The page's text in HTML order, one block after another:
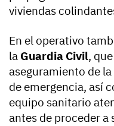
viviendas
En el operativo
la Guardia Civil,
aseguramiento de
de emergencia, así
equipo sanitario
antes de proceder a